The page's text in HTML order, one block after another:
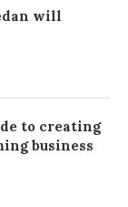
will
to creating
business